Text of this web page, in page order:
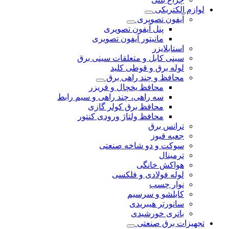
لوازم الکتریکی
آیفون تصویری
پنل آیفون تصویری
مانیتور آیفون تصویری
استابلایزر
سینی کابل و متعلقات سینی برق
لوله برق و قوطی کلید
محافظ و چند راهی برق
محافظ یخچال و فریزر
سه راهی، چند راهی و سیم رابط
محافظ برق کولر گازی
محافظ ولتاژ ورودی کنتور
ترانس برق
جعبه فیوز
سوکت و دو شاخه صنعتی
ترمینال
هواکش خانگی
لوله فولادی و فلکسی
نوار چسب
کابلشو و سرسیم
سانورتر هیبریدی
باتری خورشیدی
تجهیزات برق صنعتی